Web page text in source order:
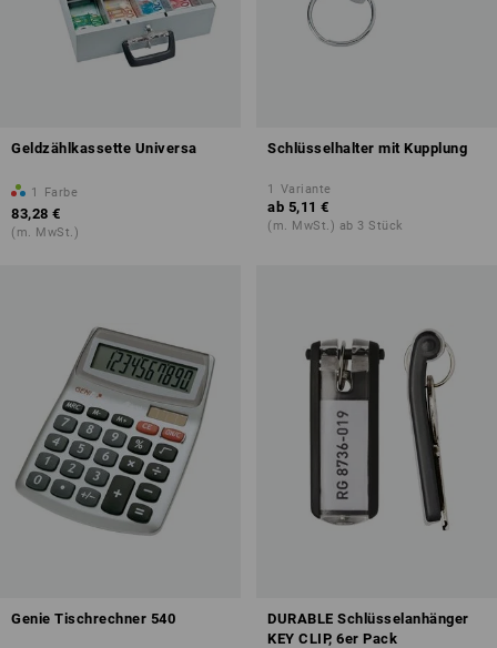
Geldzählkassette Universa
1 Farbe
83,28 €
(m. MwSt.)
Schlüsselhalter mit Kupplung
1 Variante
ab 5,11 €
(m. MwSt.) ab 3 Stück
Genie Tischrechner 540
DURABLE Schlüsselanhänger
KEY CLIP, 6er Pack